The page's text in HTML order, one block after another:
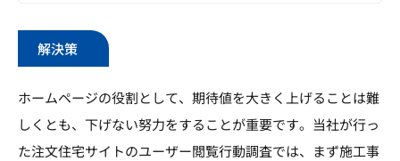
解決策
ホームページの役割として、期待値を大きく上げることは難
しくとも、下げない努力をすることが重要です。当社が行っ
た注文住宅サイトのユーザー閲覧行動調査では、まず施工事